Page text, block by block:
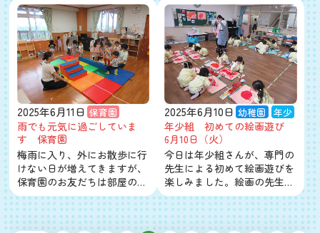
2025年6月11日 保育園
雨でも元気に過ごしていま
す 保育園
梅雨に入り、外にお散歩に行
けない日が増えてきますが、
保育園のお友だちは部屋の…
2025年6月10日 幼稚園 年少
年少組 初めての絵画遊び
6月10日（火）
今日は年少組さんが、専門の
先生による初めて絵画遊びを
楽しみました。絵画の先生…